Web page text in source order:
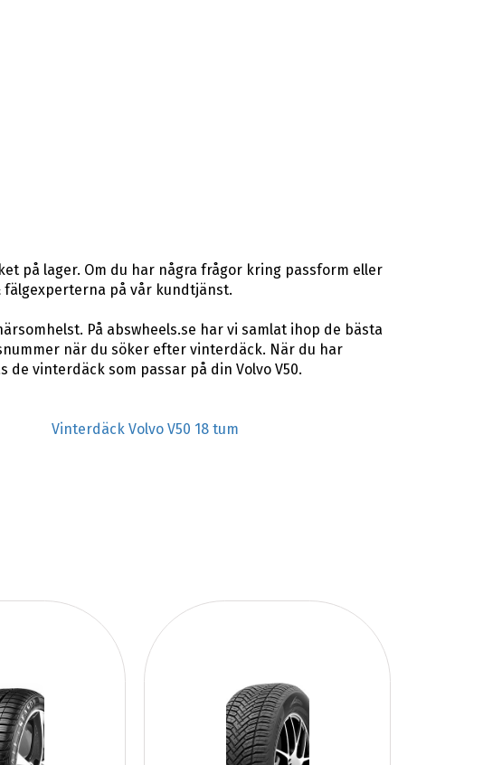
på lager. Om du har några frågor kring passform eller
på vår kundtjänst.
På abswheels.se har vi samlat ihop de bästa
när du söker efter vinterdäck. När du har
vinterdäck som passar på din Volvo V50.
Vinterdäck Volvo V50 18 tum